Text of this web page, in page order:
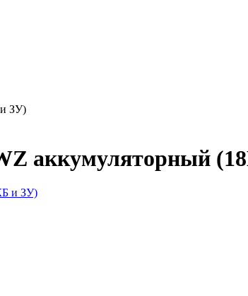
ЗУ)
аккумуляторный